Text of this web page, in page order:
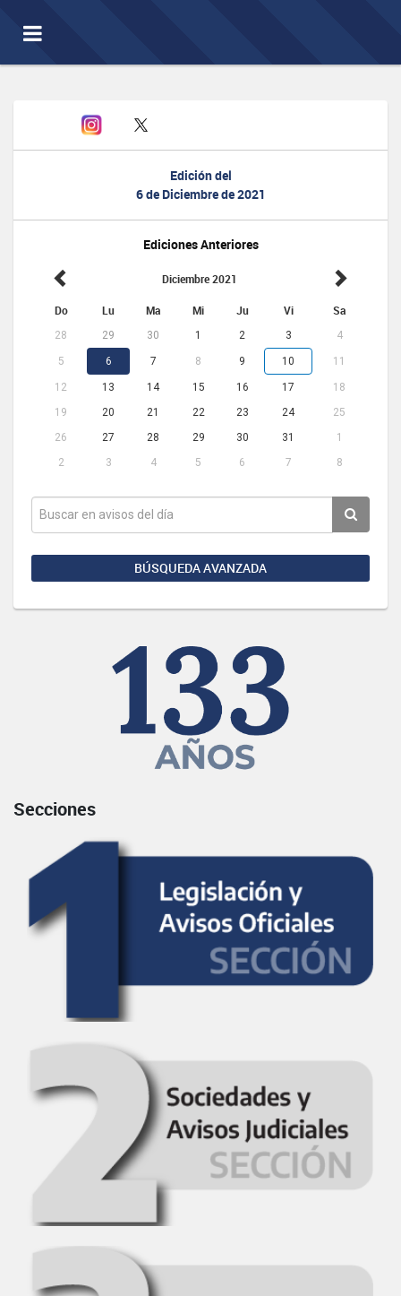
Toggle
navigation
Edición del
6 de Diciembre de 2021
Ediciones Anteriores
Diciembre 2021
Do Lu Ma Mi Ju Vi Sa
28 29 30 1 2 3 4
5 6 7 8 9 10 11
12 13 14 15 16 17
18
19
20 21 22 23 24
25
26
27 28 29 30 31
1
2
3 4 5 6 7 8
BÚSQUEDA AVANZADA
Secciones